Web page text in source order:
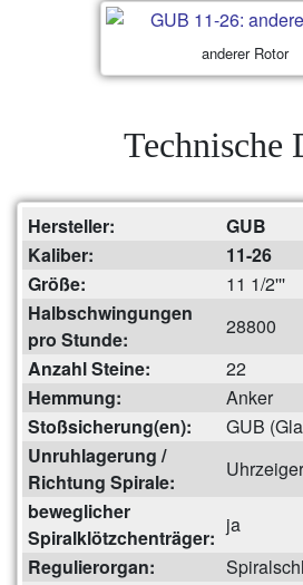
anderer Rotor
Technische
Hersteller:
GUB
Kaliber:
11-26
Größe:
11 1/2'''
Halbschwingungen
pro Stunde:
28800
Anzahl Steine:
22
Hemmung:
Anker
Stoßsicherung(en):
GUB
Unruhlagerung /
Richtung Spirale:
beweglicher
Spiralklötzchenträger:
ja
Regulierorgan: